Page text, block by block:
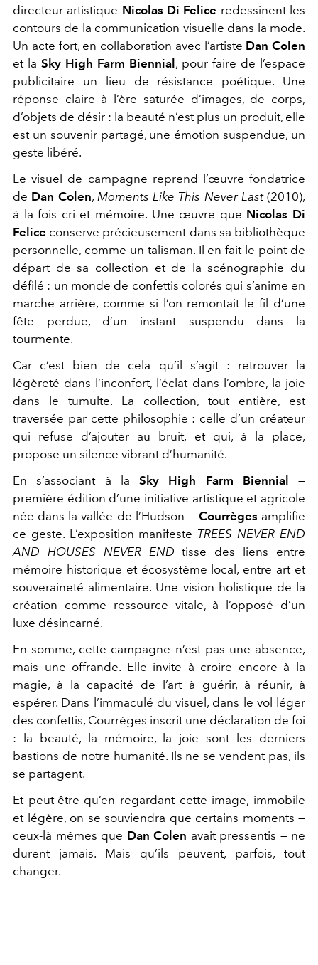
directeur artistique Nicolas Di Felice redessinent les
contours de la communication visuelle dans la mode.
Un acte fort, en collaboration avec l’artiste Dan Colen
et la Sky High Farm Biennial, pour faire de l’espace
publicitaire un lieu de résistance poétique. Une
réponse claire à l’ère saturée d’images, de corps,
d’objets de désir : la beauté n’est plus un produit, elle
est un souvenir partagé, une émotion suspendue, un
geste libéré.
Le visuel de campagne reprend l’œuvre fondatrice
de Dan Colen, Moments Like This Never Last(2010),
à la fois cri et mémoire. Une œuvre que Nicolas Di
Felice conserve précieusement dans sa bibliothèque
personnelle, comme un talisman. Il en fait le point de
départ de sa collection et de la scénographie du
défilé : un monde de confettis colorés qui s’anime en
marche arrière, comme si l’on remontait le fil d’une
fête perdue, d’un instant suspendu dans la
tourmente.
Car c’est bien de cela qu’il s’agit : retrouver la
légèreté dans l’inconfort, l’éclat dans l’ombre, la joie
dans le tumulte. La collection, tout entière, est
traversée par cette philosophie : celle d’un créateur
qui refuse d’ajouter au bruit, et qui, à la place,
propose un silence vibrant d’humanité.
En s’associant à la Sky High Farm Biennial —
première édition d’une initiative artistique et agricole
née dans la vallée de l’Hudson — Courrèges amplifie
ce geste. L’exposition manifeste TREES NEVER END
AND HOUSES NEVER END tisse des liens entre
mémoire historique et écosystème local, entre art et
souveraineté alimentaire. Une vision holistique de la
création comme ressource vitale, à l’opposé d’un
luxe désincarné.
En somme, cette campagne n’est pas une absence,
mais une offrande. Elle invite à croire encore à la
magie, à la capacité de l’art à guérir, à réunir, à
espérer. Dans l’immaculé du visuel, dans le vol léger
des confettis, Courrèges inscrit une déclaration de foi
: la beauté, la mémoire, la joie sont les derniers
bastions de notre humanité. Ils ne se vendent pas, ils
se partagent.
Et peut-être qu’en regardant cette image, immobile
et légère, on se souviendra que certains moments —
ceux-là mêmes que Dan Colen avait pressentis — ne
durent jamais. Mais qu’ils peuvent, parfois, tout
changer.